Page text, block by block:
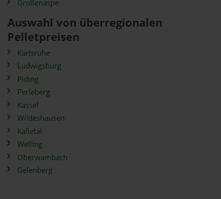
Großenaspe
Auswahl von überregionalen
Pelletpreisen
Karlsruhe
Ludwigsburg
Piding
Perleberg
Kassel
Wildeshausen
Kalletal
Welling
Oberwambach
Gelenberg